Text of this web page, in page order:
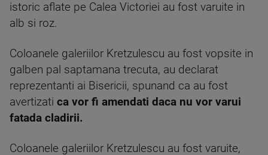
istoric aflate pe Calea Victoriei au fost varuite in
alb si roz.
Coloanele galeriilor Kretzulescu au fost vopsite in
galben pal saptamana trecuta, au declarat
reprezentanti ai Bisericii, spunand ca au fost
avertizati ca vor fi amendati daca nu vor varui
fatada cladirii.
Coloanele galeriilor Kretzulescu au fost varuite,